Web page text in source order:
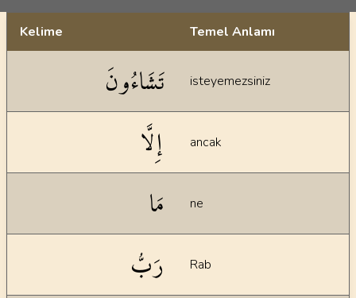
Kelime Temel Anlamı
تَشَاءُونَ isteyemezsiniz
إِلَّا ancak
مَا ne
رَبُّ Rab